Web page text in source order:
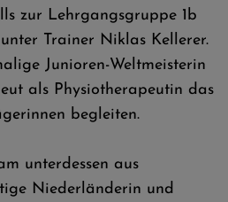
zur Lehrgangsgruppe 1b
Trainer Niklas Kellerer.
Junioren-Weltmeisterin
als Physiotherapeutin das
begleiten.
unterdessen aus
Niederländerin und